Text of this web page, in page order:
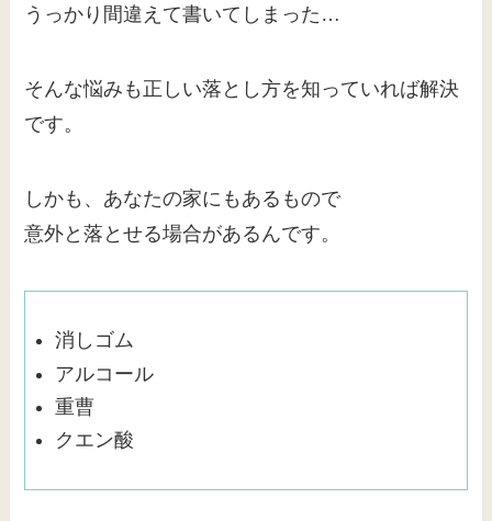
うっかり間違えて書いてしまった…
そんな悩みも正しい落とし方を知っていれば解決
です。
しかも、あなたの家にもあるもので
意外と落とせる場合があるんです。
消しゴム
アルコール
重曹
クエン酸